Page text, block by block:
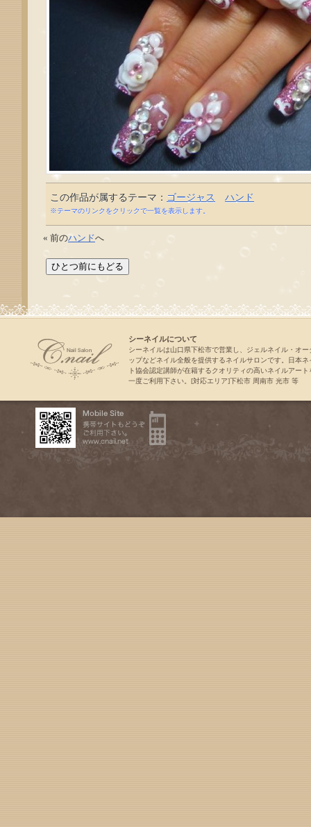
この作品が属するテーマ： ゴージャス ハンド
※テーマのリンクをクリックで一覧を表示します。
« 前のハンドへ
シーネイルについて
シーネイルは山口県下松市で営業し、ジェルネイル・オー
ップなどネイル全般を提供するネイルサロンです。日本ネ
ト協会認定講師が在籍するクオリティの高いネイルアート
一度ご利用下さい。[対応エリア]下松市 周南市 光市 等